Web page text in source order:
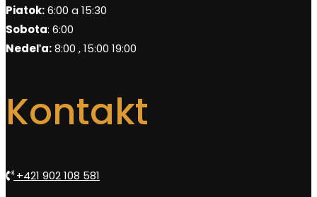
Piatok:6:00 a 15:30
Sobota: 6:00
Nedeľa:8:00 , 15:00 19:00
Kontakt
+421 902 108 581